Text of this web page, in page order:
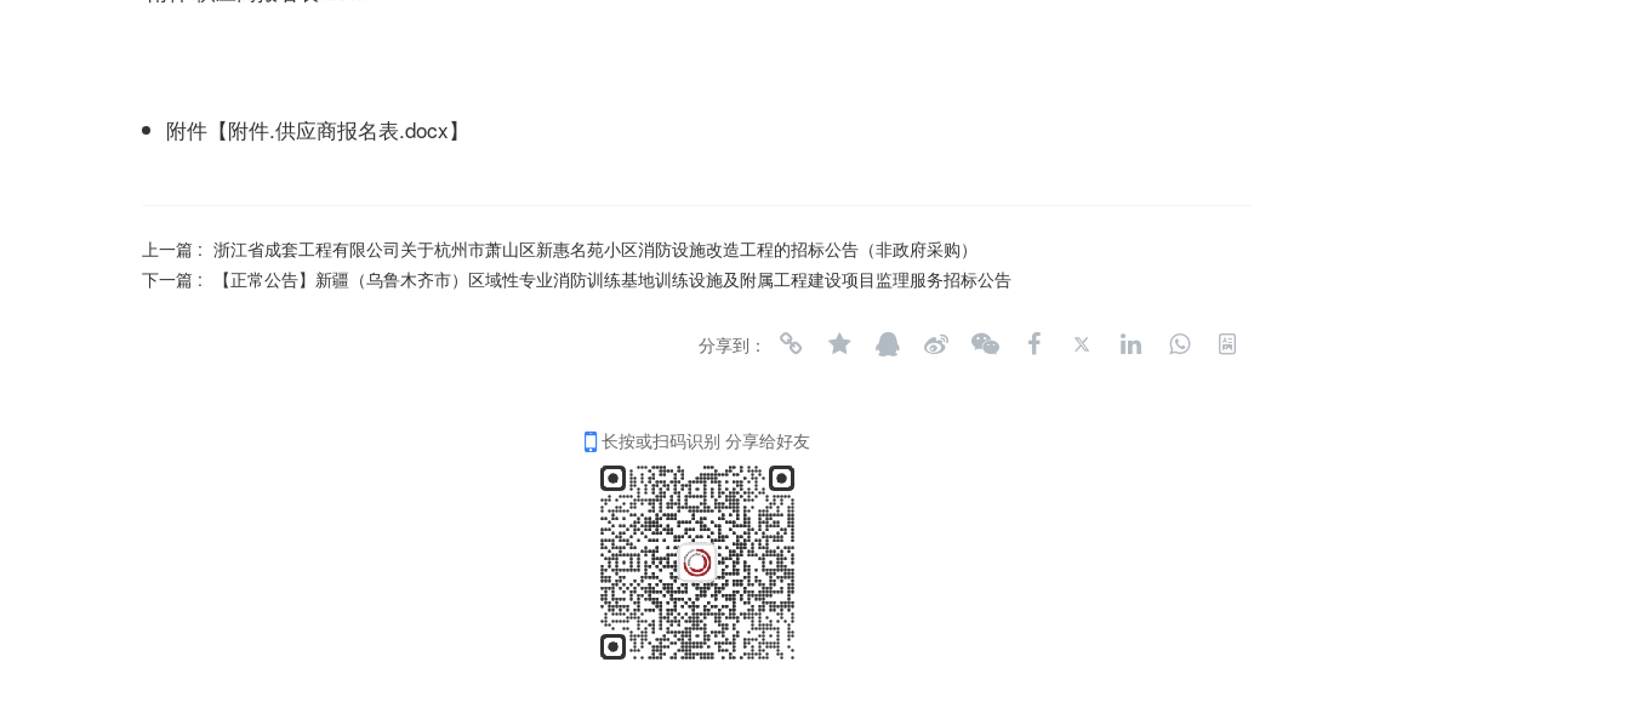
附件【附件.供应商报名表.docx】
上一篇 : 浙江省成套工程有限公司关于杭州市萧山区新惠名苑小区消防设施改造工程的招标公告（非政府采购）
下一篇 :
【正常公告】新疆（乌鲁木齐市）区域性专业消防训练基地训练设施及附属工程建设项目监理服务招标公告
分享到：
长按或扫码识别 分享给好友